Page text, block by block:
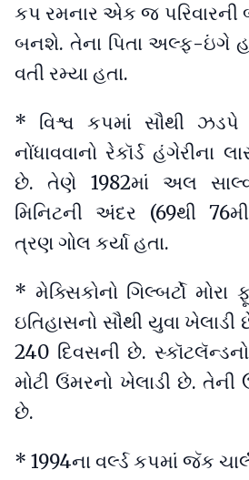
કપ રમનાર એક જ પરિવારની
બનશે. તેના પિતા અલ્ફ-ઇંગે
વતી રમ્યા હતા.
* વિશ્વ કપમાં સૌથી ઝડપે
નોંધાવવાનો રેકૉર્ડ હંગેરીના
છે. તેણે 1982માં અલ
મિનિટની અંદર (69થી
ત્રણ ગોલ કર્યા હતા.
* મેક્સિકોનો ગિલ્બર્ટો મોરા
ઇતિહાસનો સૌથી યુવા ખેલાડી
240 દિવસની છે.
મોટી ઉંમરનો ખેલાડી છે. તેની
છે.
* 1994ના વર્લ્ડ કપમાં જૅક